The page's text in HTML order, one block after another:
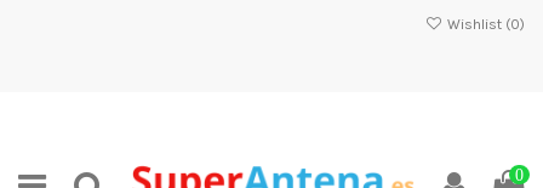
Wishlist (0)
0